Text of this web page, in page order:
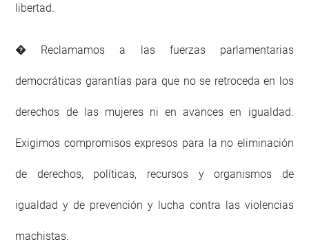
libertad.
� Reclamamos a las fuerzas parlamentarias
democráticas garantías para que no se retroceda en los
derechos de las mujeres ni en avances en igualdad.
Exigimos compromisos expresos para la no eliminación
de derechos, políticas, recursos y organismos de
igualdad y de prevención y lucha contra las violencias
machistas.